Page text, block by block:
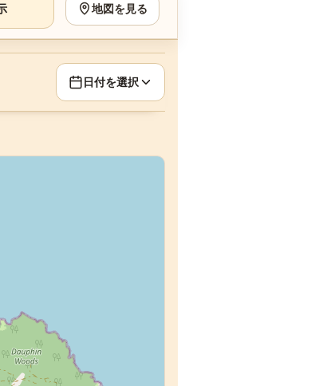
地図を見る
日付を選択